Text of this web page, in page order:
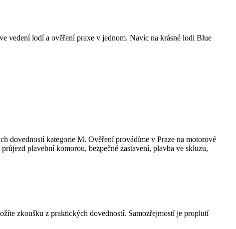
vedení lodí a ověření praxe v jednom. Navíc na krásné lodi Blue
dovedností kategorie M. Ověření provádíme v Praze na motorové
plavební komorou, bezpečné zastavení, plavba ve skluzu,
zkoušku z praktických dovedností. Samozřejmostí je proplutí